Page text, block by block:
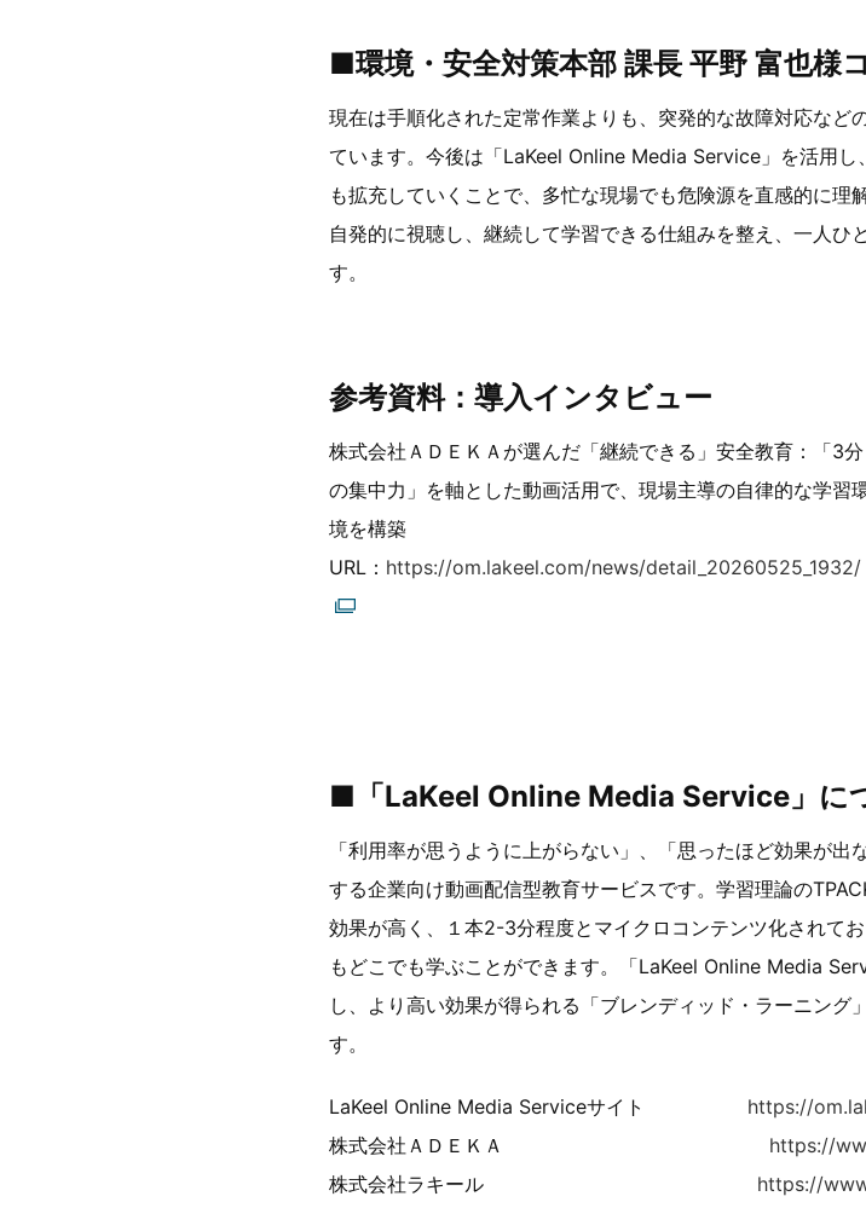
■環境・安全対策本部 課長 平野 富也様
現在は手順化された定常作業よりも、突発的な故障対応など
ています。今後は「LaKeel Online Media Service」を活用
も拡充していくことで、多忙な現場でも危険源を直感的に
自発的に視聴し、継続して学習できる仕組みを整え、一人ひ
す。
参考資料：導入インタビュー
株式会社ＡＤＥＫＡが選んだ「継続できる」安全教育：「3分
の集中力」を軸とした動画活用で、現場主導の自律的な学習
境を構築
URL： https://om.lakeel.com/news/detail_20260525_1932/
■「LaKeel Online Media Service」に
「利用率が思うように上がらない」、「思ったほど効果が
する企業向け動画配信型教育サービスです。学習理論の
効果が高く、１本2-3分程度とマイクロコンテンツ化されて
もどこでも学ぶことができます。「LaKeel Online Media
し、より高い効果が得られる「ブレンディッド・ラーニング
す。
LaKeel Online Media Serviceサイト https://
株式会社ＡＤＥＫＡ https://
株式会社ラキール https://